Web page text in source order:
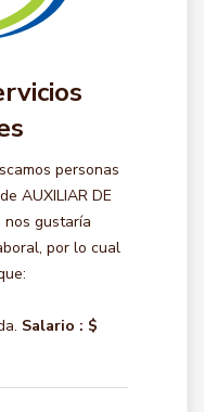
personas
AUXILIAR DE
nos gustaría
por lo cual
Salario : $